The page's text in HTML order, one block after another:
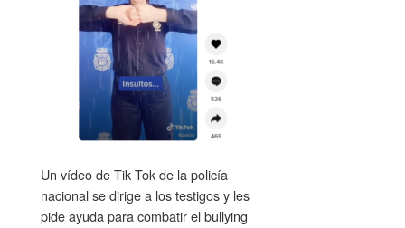
Un vídeo de Tik Tok de la policía
nacional se dirige a los testigos y les
pide ayuda para combatir el bullying